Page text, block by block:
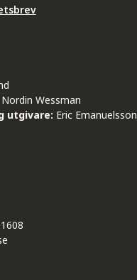
Wessman
utgivare: Eric Emanuelsson